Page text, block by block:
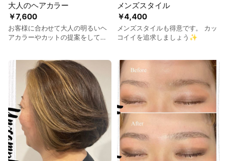
￥7,600
大人のヘアカラー
お客様に合わせて大人の明るいヘ
アカラーやカットの提案をしてい
￥4,400
メンズスタイル
メンズスタイルも得意です。 カッ
コイイを追求しましょう✨